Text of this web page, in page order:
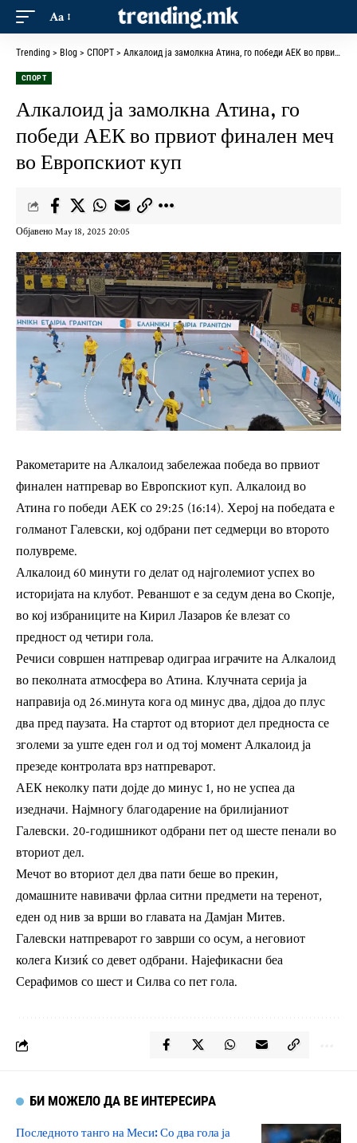
Aa
Trending > Blog > СПОРТ > Алкалоид ја замолкна Атина, го победи АЕК во првиот финален меч во Европскиот куп
СПОРТ
Алкалоид ја замолкна Атина, го
победи АЕК во првиот финален меч
во Европскиот куп
Објавено May 18, 2025 20:05
Ракометарите на Алкалоид забележаа победа во првиот
финален натпревар во Европскиот куп. Алкалоид во
Атина го победи АЕК со 29:25 (16:14). Херој на победата е
голманот Галевски, кој одбрани пет седмерци во второто
полувреме.
Алкалоид 60 минути го делат од најголемиот успех во
историјата на клубот. Реваншот е за седум дена во Скопје,
во кој избраниците на Кирил Лазаров ќе влезат со
предност од четири гола.
Речиси совршен натпревар одиграа играчите на Алкалоид
во пеколната атмосфера во Атина. Клучната серија ја
направија од 26.минута кога од минус два, дјдоа до плус
два пред паузата. На стартот од вториот дел предноста се
зголеми за уште еден гол и од тој момент Алкалоид ја
презеде контролата врз натпреварот.
АЕК неколку пати дојде до минус 1, но не успеа да
изедначи. Најмногу благодарение на брилијаниот
Галевски. 20-годишникот одбрани пет од шесте пенали во
вториот дел.
Мечот во вториот дел два пати беше во прекин,
домашните навивачи фрлаа ситни предмети на теренот,
еден од нив за врши во главата на Дамјан Митев.
Галевски натпреварот го заврши со осум, а неговиот
колега Кизиќ со девет одбрани. Најефикасни беа
Серафимов со шест и Силва со пет гола.
БИ МОЖЕЛО ДА ВЕ ИНТЕРЕСИРА
Последното танго на Меси: Со два гола ја